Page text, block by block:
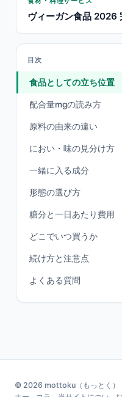
ヴィーガン食品 2026
目次
食品としての立ち位置
配合量mgの読み方
原料の由来の違い
におい・味の見分け方
一緒に入る成分
形態の選び方
糖分と一日あたり費用
どこでいつ買うか
続け方と注意点
よくある質問
© 2026 mottoku（もっとく）